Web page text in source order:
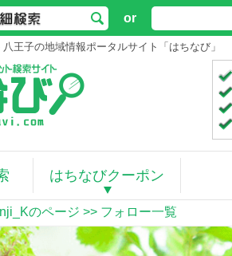
or
王子の地域情報ポータルサイト「はちなび」
はちなびクーポン
のページ >> フォロー一覧